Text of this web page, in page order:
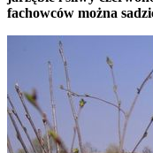
fachowców można